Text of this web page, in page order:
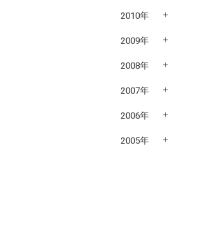
2010年
2009年
2008年
2007年
2006年
2005年